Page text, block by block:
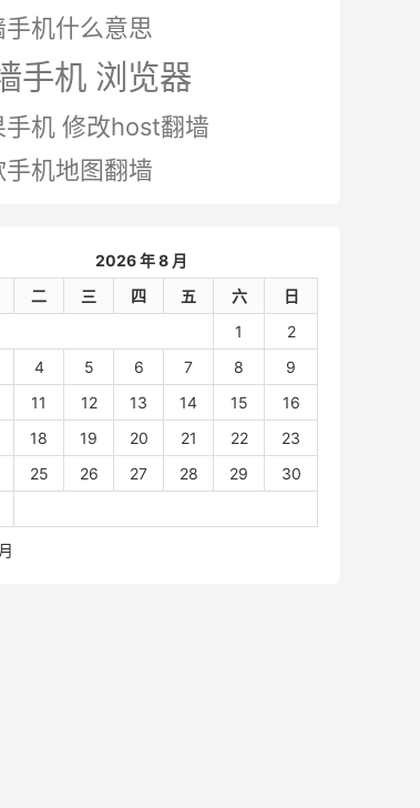
手机什么意思
手机 浏览器
手机 修改host翻墙
手机地图翻墙
2026 年 8 月
二 三 四 五 六
日
1
2
4 5 6 7 8
9
11 12 13 14 15
16
18 19 20 21 22
23
25 26 27 28 29
30